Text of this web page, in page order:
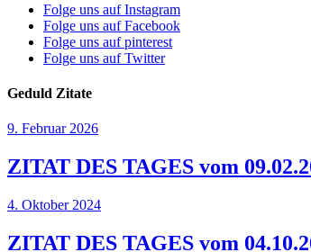
Folge uns auf Instagram
Folge uns auf Facebook
Folge uns auf pinterest
Folge uns auf Twitter
Geduld Zitate
9. Februar 2026
ZITAT DES TAGES vom
4. Oktober 2024
ZITAT DES TAGES vom